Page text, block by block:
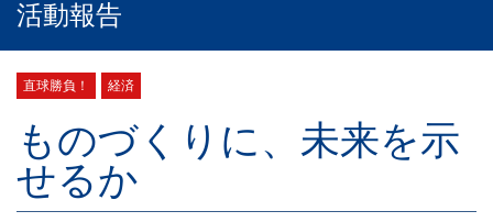
活動報告
直球勝負！ 経済
ものづくりに、未来を示
せるか